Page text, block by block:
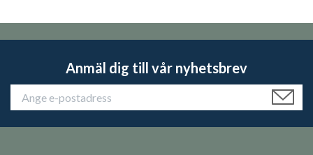
Anmäl dig till vår nyhetsbrev